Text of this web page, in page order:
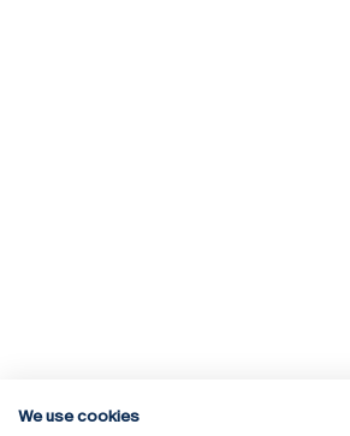
We use cookies